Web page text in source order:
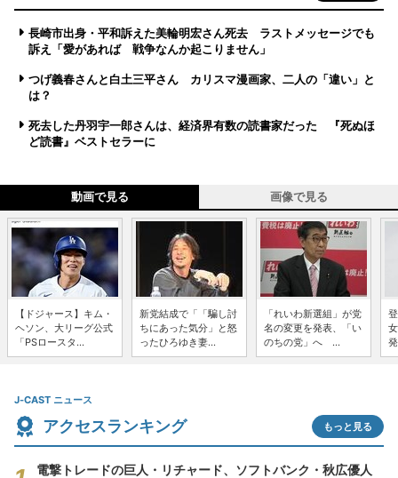
長崎市出身・平和訴えた美輪明宏さん死去 ラストメッセージでも
訴え「愛があれば 戦争なんか起こりません」
つげ義春さんと白土三平さん カリスマ漫画家、二人の「違い」と
は？
死去した丹羽宇一郎さんは、経済界有数の読書家だった 『死ぬほ
ど読書』ベストセラーに
動画で見る 画像で見る
【ドジャース】キム・
ヘソン、大リーグ公式
「PSロースタ...
新党結成で「「騙し討
ちにあった気分」と怒
ったひろゆき妻...
「れいわ新選組」が党
名の変更を発表、「い
のちの党」へ ...
J-CAST ニュース
アクセスランキング もっと見る
電撃トレードの巨人・リチャード、ソフトバンク・秋広優人